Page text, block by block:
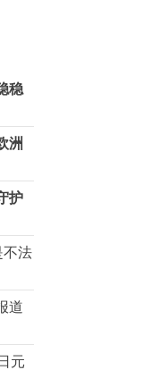
稳
洲
护
不法
道
元